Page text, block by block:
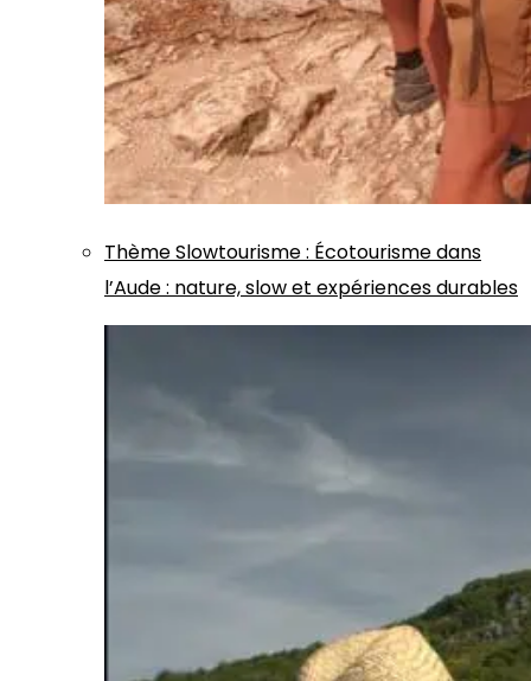
ThèmeSlowtourisme: Écotourisme dans
l’Aude : nature, slow et expériences durables